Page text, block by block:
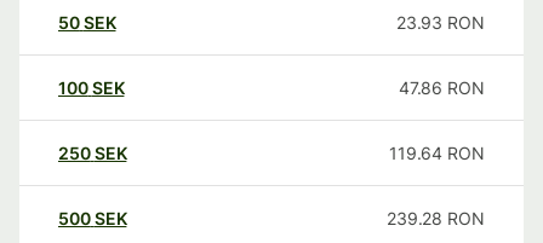
50SEK 23.93 RON
100SEK 47.86 RON
250SEK 119.64 RON
500SEK 239.28 RON